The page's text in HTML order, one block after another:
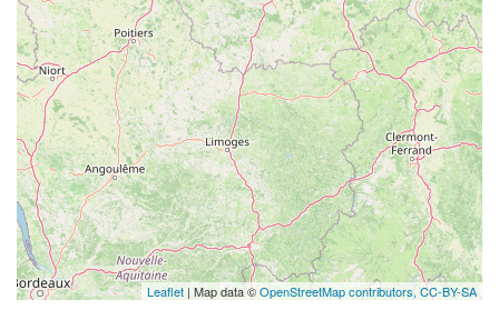
Leaflet | Map data ©OpenStreetMap contributors, CC-BY-SA